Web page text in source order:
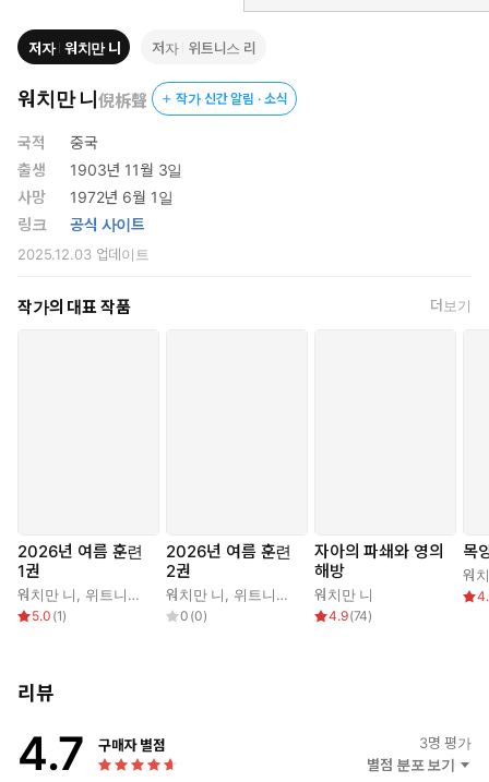
백이 있습니다. 메시지 개요는 매일의 본문 내용과 일치하도록
여섯 부분으로 나누어져 있습니다. 매일 그날의 요점들을 다루는
본문 내용은 ‘아침의 누림’ 난으로 시작됩니다. 이 난에는 주님과
의 친밀한 교통을 통해 풍성한 영적인 자양분을 공급받게 하는 몇
절의 성경 말씀과 짧은 메시지가 있습니다. ‘아침의 누림’ 난 다음
에는 ‘오늘의 읽을 말씀’ 난이 있는데, 여기에는 그날의 중점과 연
관된 좀 더 긴 사역의 말씀이 있습니다. 그리고 추가로 읽을 수 있
도록 참고 서적 목록이 있고, 그날 주님에게서 받은 영적인 영감
과 빛 비춤과 누림과 적용을 기록할 수 있는 여백이 있습니다.
5. 매주 끝에 있는 여백은 짧은 신언을 글로 작성하기 위한 것입니
다. 이러한 신언은 그리스도의 몸의 유기적인 건축을 위하여 우리
물’을 가지고 교회 집회에서 말해 낼 하나의 주된 중점과 몇몇 하
저자 워치만 니 저자 위트니스 리
워치만 니倪柝聲 작가 신간 알림 · 소식
국적
중국
출생
1903년 11월 3일
사망
1972년 6월 1일
링크
공식 사이트
2025.12.03업데이트
작가의 대표 작품 더보기
2026년 여름 훈련
1권
워치만 니 위트니스 리
5.0 (1)
2026년 여름 훈련
2권
워치만 니 위트니스 리
0 (0)
자아의 파쇄와 영의
해방
워치만 니
4.9(74)
목
워
리뷰
4.7 구매자 별점 3명 평가
별점 분포 보기